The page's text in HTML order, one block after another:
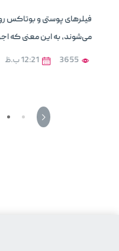
فیلرهای پوستی و بوتاکس
می‌شوند، به این معنی که
3655
12:21 ب.ظ